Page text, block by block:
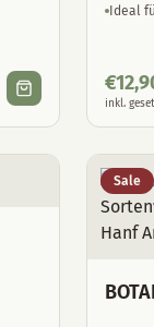
Ideal
€
inkl.
Sale